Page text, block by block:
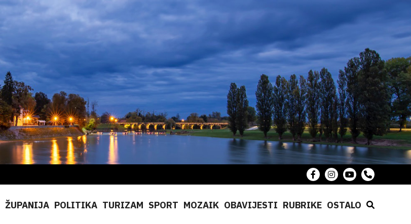
ŽUPANIJA POLITIKA TURIZAM SPORT MOZAIK OBAVIJESTI RUBRIKE OSTALO